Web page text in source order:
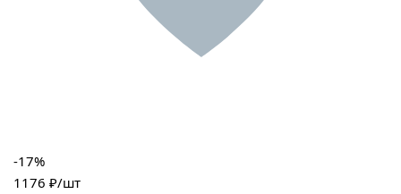
-17%
1176 ₽/шт